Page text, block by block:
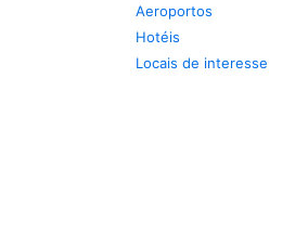
Aeroportos
Hotéis
Locais de interesse